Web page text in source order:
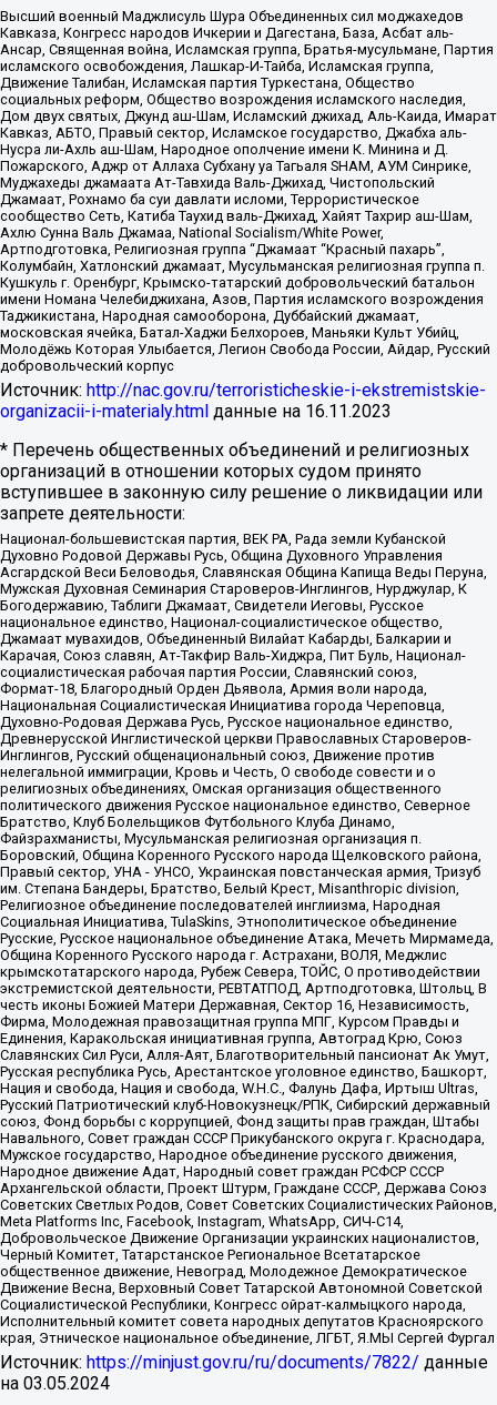
Высший военный Маджлисуль Шура Объединенных сил моджахедов
Кавказа, Конгресс народов Ичкерии и Дагестана, База, Асбат аль-
Ансар, Священная война, Исламская группа, Братья-мусульмане, Партия
исламского освобождения, Лашкар-И-Тайба, Исламская группа,
Движение Талибан, Исламская партия Туркестана, Общество
социальных реформ, Общество возрождения исламского наследия,
Дом двух святых, Джунд аш-Шам, Исламский джихад, Аль-Каида, Имарат
Кавказ, АБТО, Правый сектор, Исламское государство, Джабха аль-
Нусра ли-Ахль аш-Шам, Народное ополчение имени К. Минина и Д.
Пожарского, Аджр от Аллаха Субхану уа Тагьаля SHAM, АУМ Синрике,
Муджахеды джамаата Ат-Тавхида Валь-Джихад, Чистопольский
Джамаат, Рохнамо ба суи давлати исломи, Террористическое
сообщество Сеть, Катиба Таухид валь-Джихад, Хайят Тахрир аш-Шам,
Ахлю Сунна Валь Джамаа, National Socialism/White Power,
Артподготовка, Религиозная группа “Джамаат “Красный пахарь”,
Колумбайн, Хатлонский джамаат, Мусульманская религиозная группа п.
Кушкуль г. Оренбург, Крымско-татарский добровольческий батальон
имени Номана Челебиджихана, Азов, Партия исламского возрождения
Таджикистана, Народная самооборона, Дуббайский джамаат,
московская ячейка, Батал-Хаджи Белхороев, Маньяки Культ Убийц,
Молодёжь Которая Улыбается, Легион Свобода России, Айдар, Русский
добровольческий корпус
Источник: http://nac.gov.ru/terroristicheskie-i-ekstremistskie-
organizacii-i-materialy.html данные на 16.11.2023
* Перечень общественных объединений и религиозных
организаций в отношении которых судом принято
вступившее в законную силу решение о ликвидации или
запрете деятельности:
Национал-большевистская партия, ВЕК РА, Рада земли Кубанской
Духовно Родовой Державы Русь, Община Духовного Управления
Асгардской Веси Беловодья, Славянская Община Капища Веды Перуна,
Мужская Духовная Семинария Староверов-Инглингов, Нурджулар, К
Богодержавию, Таблиги Джамаат, Свидетели Иеговы, Русское
национальное единство, Национал-социалистическое общество,
Джамаат мувахидов, Объединенный Вилайат Кабарды, Балкарии и
Карачая, Союз славян, Ат-Такфир Валь-Хиджра, Пит Буль, Национал-
социалистическая рабочая партия России, Славянский союз,
Формат-18, Благородный Орден Дьявола, Армия воли народа,
Национальная Социалистическая Инициатива города Череповца,
Духовно-Родовая Держава Русь, Русское национальное единство,
Древнерусской Инглистической церкви Православных Староверов-
Инглингов, Русский общенациональный союз, Движение против
нелегальной иммиграции, Кровь и Честь, О свободе совести и о
религиозных объединениях, Омская организация общественного
политического движения Русское национальное единство, Северное
Братство, Клуб Болельщиков Футбольного Клуба Динамо,
Файзрахманисты, Мусульманская религиозная организация п.
Боровский, Община Коренного Русского народа Щелковского района,
Правый сектор, УНА - УНСО, Украинская повстанческая армия, Тризуб
им. Степана Бандеры, Братство, Белый Крест, Misanthropic division,
Религиозное объединение последователей инглиизма, Народная
Социальная Инициатива, TulaSkins, Этнополитическое объединение
Русские, Русское национальное объединение Атака, Мечеть Мирмамеда,
Община Коренного Русского народа г. Астрахани, ВОЛЯ, Меджлис
крымскотатарского народа, Рубеж Севера, ТОЙС, О противодействии
экстремистской деятельности, РЕВТАТПОД, Артподготовка, Штольц, В
честь иконы Божией Матери Державная, Сектор 16, Независимость,
Фирма, Молодежная правозащитная группа МПГ, Курсом Правды и
Единения, Каракольская инициативная группа, Автоград Крю, Союз
Славянских Сил Руси, Алля-Аят, Благотворительный пансионат Ак Умут,
Русская республика Русь, Арестантское уголовное единство, Башкорт,
Нация и свобода, Нация и свобода, W.H.С., Фалунь Дафа, Иртыш Ultras,
Русский Патриотический клуб-Новокузнецк/РПК, Сибирский державный
союз, Фонд борьбы с коррупцией, Фонд защиты прав граждан, Штабы
Навального, Совет граждан СССР Прикубанского округа г. Краснодара,
Мужское государство, Народное объединение русского движения,
Народное движение Адат, Народный совет граждан РСФСР СССР
Архангельской области, Проект Штурм, Граждане СССР, Держава Союз
Советских Светлых Родов, Совет Советских Социалистических Районов,
Meta Platforms Inc, Facebook, Instagram, WhatsApp, СИЧ-С14,
Добровольческое Движение Организации украинских националистов,
Черный Комитет, Татарстанское Региональное Всетатарское
общественное движение, Невоград, Молодежное Демократическое
Движение Весна, Верховный Совет Татарской Автономной Советской
Социалистической Республики, Конгресс ойрат-калмыцкого народа,
Исполнительный комитет совета народных депутатов Красноярского
края, Этническое национальное объединение, ЛГБТ, Я.МЫ Сергей Фургал
Источник: https://minjust.gov.ru/ru/documents/7822/ данные
на 03.05.2024